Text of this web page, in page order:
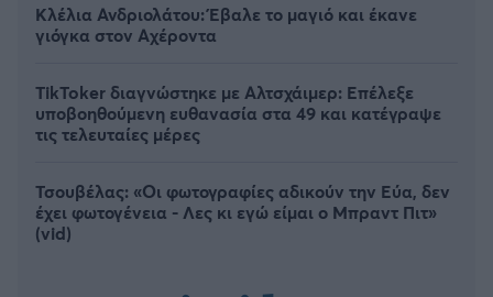
Κλέλια Ανδριολάτου: Έβαλε το μαγιό και έκανε
γιόγκα στον Αχέροντα
TikToker διαγνώστηκε με Αλτσχάιμερ: Επέλεξε
υποβοηθούμενη ευθανασία στα 49 και κατέγραψε
τις τελευταίες μέρες
Τσουβέλας: «Οι φωτογραφίες αδικούν την Εύα, δεν
έχει φωτογένεια - Λες κι εγώ είμαι ο Μπραντ Πιτ»
(vid)